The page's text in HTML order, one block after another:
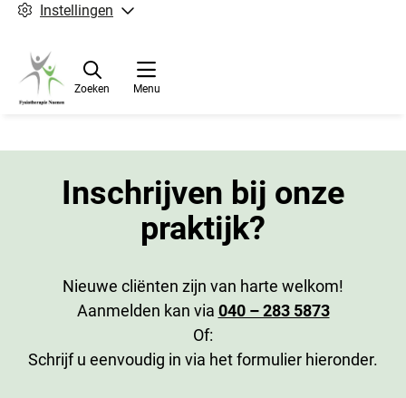
Instellingen
Menu
Zoeken
Inschrijven bij onze
praktijk?
Nieuwe cliënten zijn van harte welkom!
Aanmelden kan via 040 – 283 5873
Of:
Schrijf u eenvoudig in via het formulier hieronder.